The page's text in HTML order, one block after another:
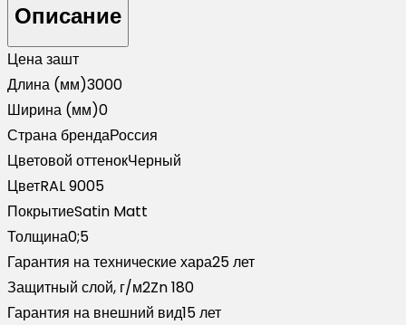
для
забора
жалюзи
Palermo
0,5
Satin
Matt
RAL
9005
черный
(3м)
Описание
Цена зашт
Длина (мм)3000
Ширина (мм)0
Страна брендаРоссия
Цветовой оттенокЧерный
ЦветRAL 9005
ПокрытиеSatin Matt
Толщина0;5
Гарантия на технические хара25 лет
Защитный слой, г/м2Zn 180
Гарантия на внешний вид15 лет